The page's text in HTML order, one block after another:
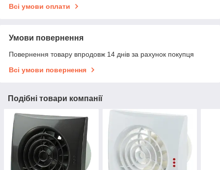
Всі умови оплати
Умови повернення
Повернення товару впродовж 14 днів за рахунок покупця
Всі умови повернення
Подібні товари компанії